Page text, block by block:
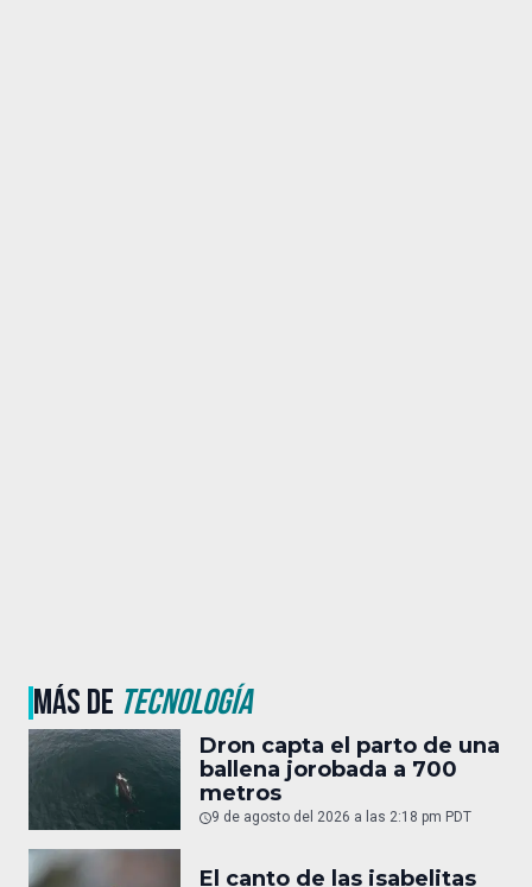
MÁS DE TECNOLOGÍA
Dron capta el parto de una
ballena jorobada a 700
metros
9 de agosto del 2026 a las 2:18 pm PDT
El canto de las isabelitas